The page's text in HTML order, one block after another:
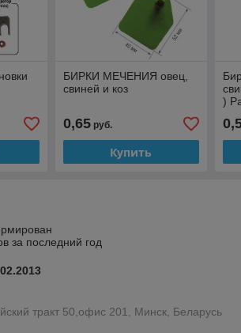
БИРКИ МЕЧЕНИЯ овец,
свиней и коз
0,65руб.
Купить
)
за последний год
тракт 50,офис 201, Минск, Беларусь